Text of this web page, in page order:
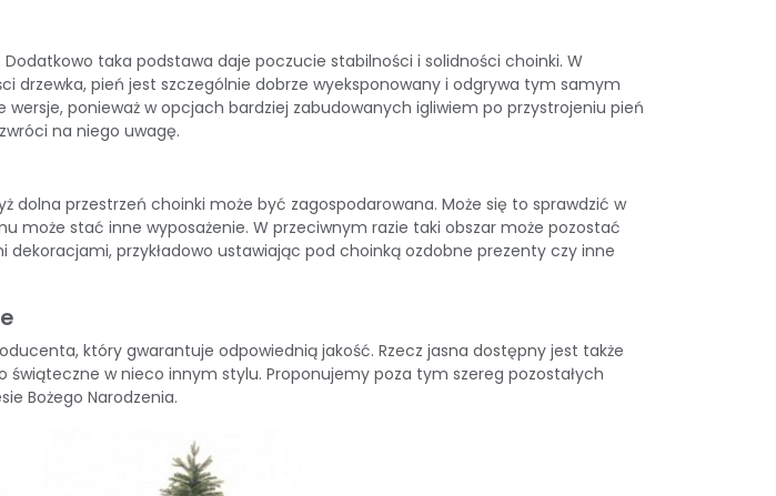
taka podstawa daje poczucie stabilności i solidności choinki. W
drzewka, pień jest szczególnie dobrze wyeksponowany i odgrywa tym samym
ponieważ w opcjach bardziej zabudowanych igliwiem po przystrojeniu pień
na niego uwagę.
przestrzeń choinki może być zagospodarowana. Może się to sprawdzić w
może stać inne wyposażenie. W przeciwnym razie taki obszar może pozostać
przykładowo ustawiając pod choinką ozdobne prezenty czy inne
który gwarantuje odpowiednią jakość. Rzecz jasna dostępny jest także
w nieco innym stylu. Proponujemy poza tym szereg pozostałych
Bożego Narodzenia.